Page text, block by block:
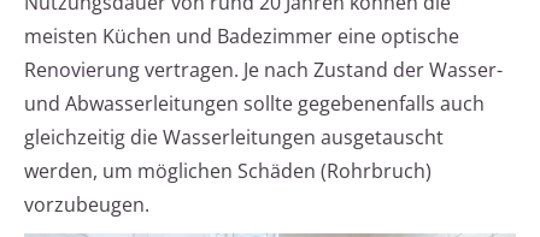
meisten Küchen und Badezimmer eine optische
Renovierung vertragen. Je nach Zustand der Wasser-
und Abwasserleitungen sollte gegebenenfalls auch
gleichzeitig die Wasserleitungen ausgetauscht
werden, um möglichen Schäden (Rohrbruch)
vorzubeugen.